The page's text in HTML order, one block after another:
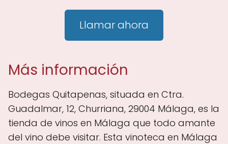
Llamar ahora
Más información
Bodegas Quitapenas, situada en Ctra.
Guadalmar, 12, Churriana, 29004 Málaga, es la
tienda de vinos en Málaga que todo amante
del vino debe visitar. Esta vinoteca en Málaga